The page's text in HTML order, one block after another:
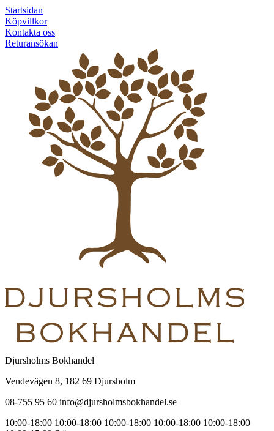
Startsidan
Köpvillkor
Kontakta oss
Returansökan
Djursholms Bokhandel
Vendevägen 8, 182 69 Djursholm
08-755 95 60 info@djursholmsbokhandel.se
10:00-18:00 10:00-18:00 10:00-18:00 10:00-18:00 10:00-18:00